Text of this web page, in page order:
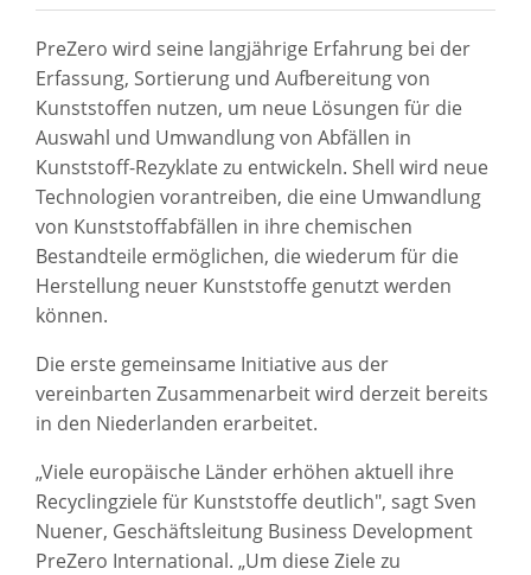
PreZero wird seine langjährige Erfahrung bei der
Erfassung, Sortierung und Aufbereitung von
Kunststoffen nutzen, um neue Lösungen für die
Auswahl und Umwandlung von Abfällen in
Kunststoff-Rezyklate zu entwickeln. Shell wird neue
Technologien vorantreiben, die eine Umwandlung
von Kunststoffabfällen in ihre chemischen
Bestandteile ermöglichen, die wiederum für die
Herstellung neuer Kunststoffe genutzt werden
können.
Die erste gemeinsame Initiative aus der
vereinbarten Zusammenarbeit wird derzeit bereits
in den Niederlanden erarbeitet.
„Viele europäische Länder erhöhen aktuell ihre
Recyclingziele für Kunststoffe deutlich", sagt Sven
Nuener, Geschäftsleitung Business Development
PreZero International. „Um diese Ziele zu